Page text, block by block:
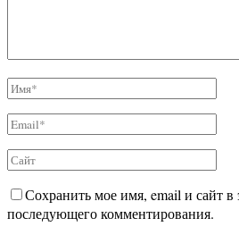
Сохранить мое имя, email и сайт в
последующего комментирования.